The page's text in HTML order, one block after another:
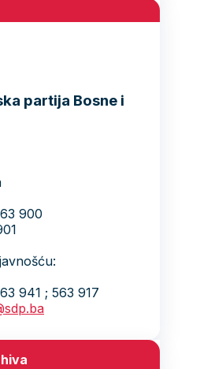
partija Bosne i
900
941 ; 563 917